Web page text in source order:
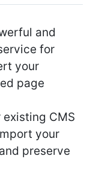
and
for
your
page
CMS
your
preserve